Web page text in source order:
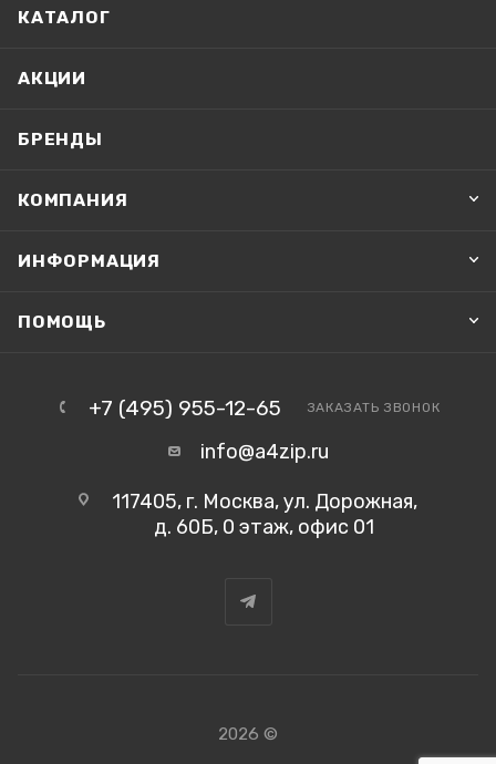
КАТАЛОГ
АКЦИИ
БРЕНДЫ
КОМПАНИЯ
ИНФОРМАЦИЯ
ПОМОЩЬ
+7 (495) 955-12-65 ЗАКАЗАТЬ ЗВОНОК
info@a4zip.ru
117405, г. Москва, ул. Дорожная,
д. 60Б, 0 этаж, офис 01
2026 ©